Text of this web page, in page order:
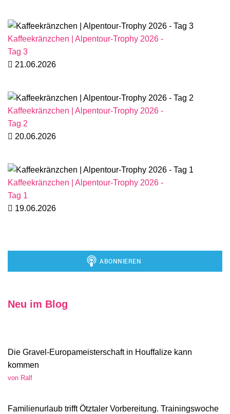
Kaffeekränzchen | Alpentour-Trophy 2026 -
Tag 3
21.06.2026
Kaffeekränzchen | Alpentour-Trophy 2026 -
Tag 2
20.06.2026
Kaffeekränzchen | Alpentour-Trophy 2026 -
Tag 1
19.06.2026
Neu im Blog
Die Gravel-Europameisterschaft in Houffalize kann
kommen
von Ralf
Familienurlaub trifft Ötztaler Vorbereitung. Trainingswoche